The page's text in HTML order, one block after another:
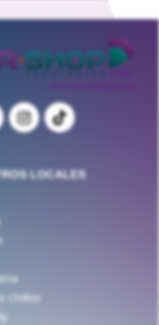
LOCALES
Chillos